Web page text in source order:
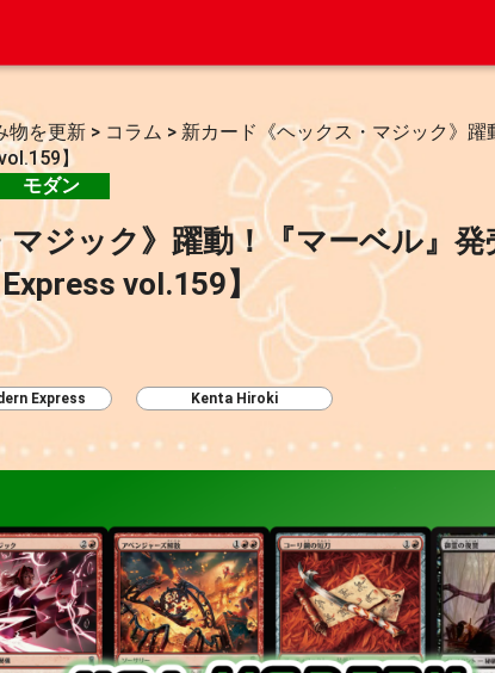
物を更新 > コラム > 新カード《ヘックス・マジック》
】
モダン
ジック》躍動！『マーベル』
vol.159】
Express Kenta Hiroki